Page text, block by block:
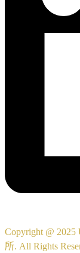
Copyright @
所. All Rights